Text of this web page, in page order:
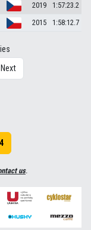
2019
1:57:23.2
2015 1:58:12.7
Next
us.